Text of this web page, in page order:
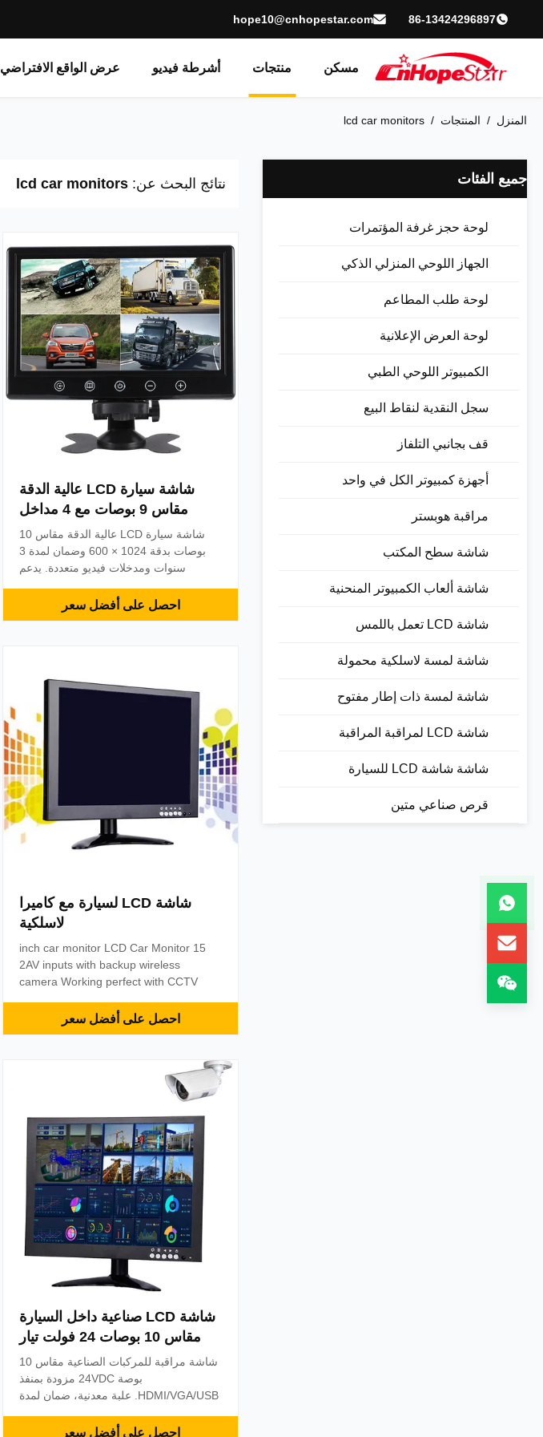
86-13424296897
hope10@cnhopestar.com
مسكن منتجات أشرطة فيديو عرض الواقع الافتراضي
المنزل / المنتجات /
lcd car monitors
جميع الفئات
لوحة حجز غرفة المؤتمرات
الجهاز اللوحي المنزلي الذكي
لوحة طلب المطاعم
لوحة العرض الإعلانية
الكمبيوتر اللوحي الطبي
سجل النقدية لنقاط البيع
قف بجانبي التلفاز
أجهزة كمبيوتر الكل في واحد
مراقبة هوبستر
شاشة سطح المكتب
شاشة ألعاب الكمبيوتر المنحنية
شاشة LCD تعمل باللمس
شاشة لمسة لاسلكية محمولة
شاشة لمسة ذات إطار مفتوح
شاشة LCD لمراقبة المراقبة
شاشة شاشة LCD للسيارة
قرص صناعي متين
نتائج البحث عن: lcd car monitors
شاشة سيارة LCD عالية الدقة
مقاس 9 بوصات مع 4 مداخل
فيديو، مثالية للحافلات والشاحنات
شاشة سيارة LCD عالية الدقة مقاس 10
بوصات بدقة 1024 × 600 وضمان لمدة 3
سنوات ومدخلات فيديو متعددة. يدعم
للحافلات والشاحنات ومنشآت المركبات.
احصل على أفضل سعر
شاشة LCD لسيارة مع كاميرا
لاسلكية
15 inch car monitor LCD Car Monitor
2AV inputs with backup wireless
camera Working perfect with CCTV
Raspberry Pi 1 B B+ Easy to use and
operate, Comes with an IR remote
Display.Low Power Consumptio...
احصل على أفضل سعر
شاشة LCD صناعية داخل السيارة
مقاس 10 بوصات 24 فولت تيار
مستمر مع HDMI VGA USB
شاشة مراقبة للمركبات الصناعية مقاس 10
بوصة 24VDC مزودة بمنفذ
HDMI/VGA/USB. علبة معدنية، ضمان لمدة
المراقبة CCTV وDVR والهواتف المحمولة.احصل على أفضل سعر